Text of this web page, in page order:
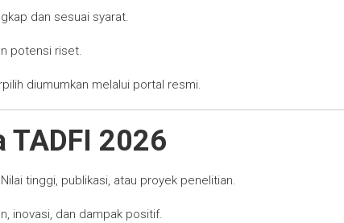
dan sesuai syarat.
potensi riset.
diumumkan melalui portal resmi.
TADFI 2026
tinggi, publikasi, atau proyek penelitian.
inovasi, dan dampak positif.